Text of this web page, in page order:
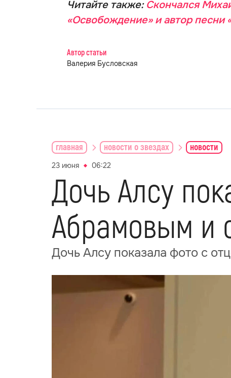
Читайте также: Скончался
«Освобождение» и автор песни
Автор статьи
Валерия Бусловская
главная новости о звездах новости
23 июня 06:22
Дочь Алсу
Абрамовым и
Дочь Алсу показала фото с